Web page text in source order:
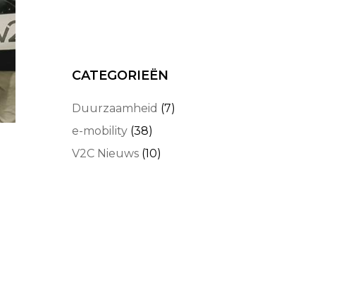
CATEGORIEËN
Duurzaamheid (7)
e-mobility (38)
V2C Nieuws (10)